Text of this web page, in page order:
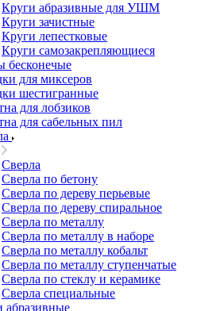
Круги абразивные для УШМ
Круги зачистные
Круги лепестковые
Круги самозакрепляющиеся
бесконечые
для миксеров
шестигранные
для лобзиков
для сабельных пил
Сверла
Сверла по бетону
Сверла по дереву перьевые
Сверла по дереву спиральное
Сверла по металлу
Сверла по металлу в наборе
Сверла по металлу кобальт
Сверла по металлу ступенчатые
Сверла по стеклу и керамике
Сверла специальные
абразивные